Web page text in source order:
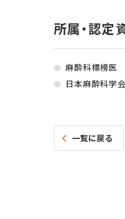
所属・認定
麻酔科標榜医
日本麻酔科学
一覧に戻る